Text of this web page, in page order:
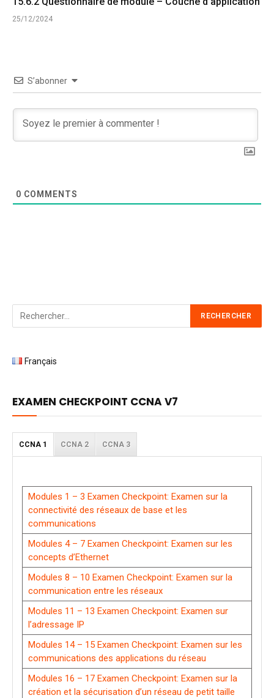
25/12/2024
S’abonner
0 COMMENTS
Français
EXAMEN CHECKPOINT CCNA V7
CCNA 1 CCNA 2 CCNA 3
Modules 1 – 3 Examen Checkpoint: Examen sur la
connectivité des réseaux de base et les
communications
Modules 4 – 7 Examen Checkpoint: Examen sur les
concepts d’Ethernet
Modules 8 – 10 Examen Checkpoint: Examen sur la
communication entre les réseaux
Modules 11 – 13 Examen Checkpoint: Examen sur
l’adressage IP
Modules 14 – 15 Examen Checkpoint: Examen sur les
communications des applications du réseau
Modules 16 – 17 Examen Checkpoint: Examen sur la
création et la sécurisation d’un réseau de petit taille